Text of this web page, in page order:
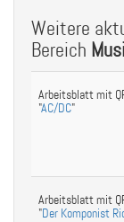
Weitere
Bereich
Arbeitsblatt mit
"AC/DC"
Arbeitsblatt mit
"Der Komponist